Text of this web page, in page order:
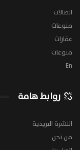
اتصالات
منوعات
عقارات
منوعات
En
روابط هامة
النشرة البريدية
من نحن